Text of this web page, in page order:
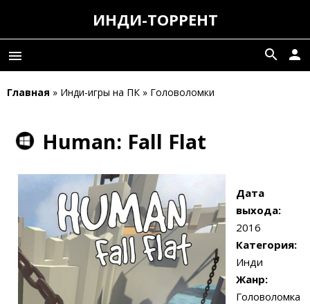
ИНДИ-ТОРРЕНТ
menu person
search
Главная » Инди-игры на ПК » Головоломки
Human: Fall Flat
Дата
выхода:
2016
Категория:
Инди
Жанр:
Головоломка